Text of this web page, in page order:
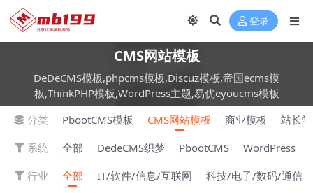
登录
CMS网站模板
DeDeCMS模板,phpcms模板,Discuz模板,帝国ecms模
板,ThinkPHP模板,WordPress主题,易优eyoucms模板
分类
PbootCMS模板 CMS网站模板 商业模板
站长
系统
全部 DedeCMS织梦 PbootCMS WordPress
行业
全部 IT/软件/信息/互联网
科技/电子/数码/通信